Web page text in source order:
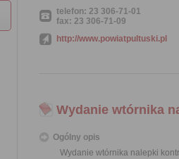
telefon: 23 306-71-01
fax: 23 306-71-09
http://www.powiatpultuski.pl
Wydanie wtórnika
Ogólny opis
Wydanie wtórnika nalepki